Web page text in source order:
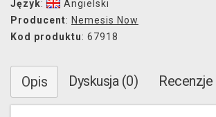
Język:
Angielski
Producent: Nemesis Now
Kod produktu: 67918
Opis Dyskusja (0) Recenzje